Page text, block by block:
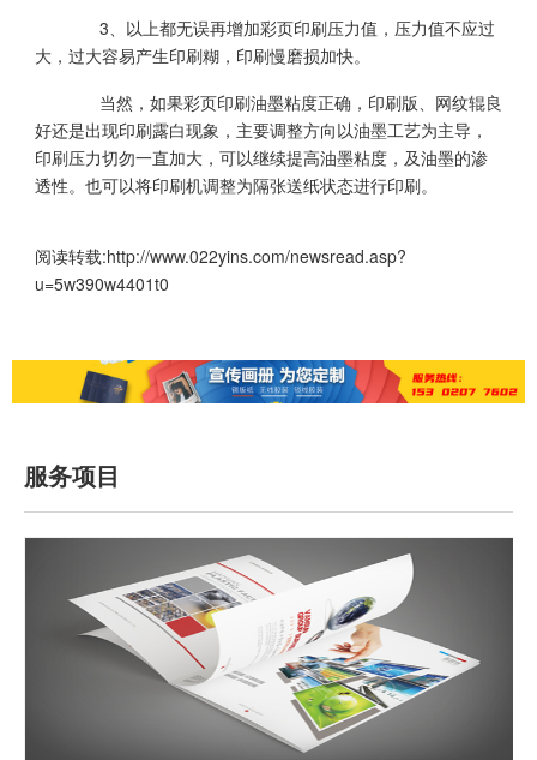
3、以上都无误再增加彩页印刷压力值，压力值不应过
大，过大容易产生印刷糊，印刷慢磨损加快。
当然，如果彩页印刷油墨粘度正确，印刷版、网纹辊良
好还是出现印刷露白现象，主要调整方向以油墨工艺为主导，
印刷压力切勿一直加大，可以继续提高油墨粘度，及油墨的渗
透性。也可以将印刷机调整为隔张送纸状态进行印刷。
阅读转载:http://www.022yins.com/newsread.asp?
u=5w390w4401t0
服务项目